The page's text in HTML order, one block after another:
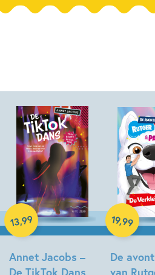
Annet Jacobs –
De TikTok Dans
13,99
Hardcover
De
van
19,99
Hardcover